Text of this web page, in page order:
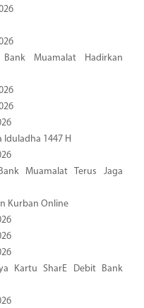
Muamalat Hadirkan
Iduladha 1447 H
Muamalat Terus Jaga
Kurban Online
Kartu SharE Debit Bank